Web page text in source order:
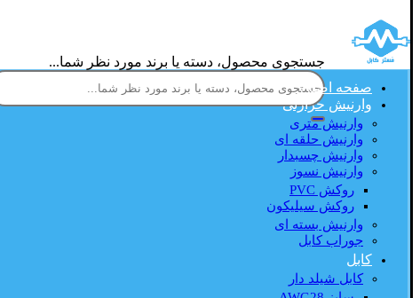
جستجوی محصول، دسته یا برند مورد نظر شما...
صفحه اصلی
وارنیش حرارتی
وارنیش متری
وارنیش حلقه ای
وارنیش چسبدار
وارنیش نسوز
روکش PVC
روکش سیلیکون
وارنیش بسته ای
جوراب کابل
کابل
کابل شیلد دار